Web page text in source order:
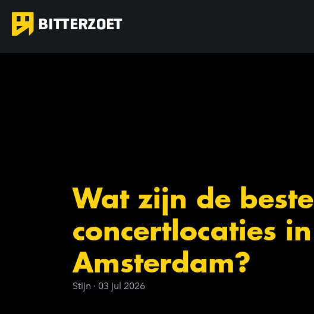
Wat zijn de beste
concertlocaties in
Amsterdam?
Stijn · 03 jul 2026